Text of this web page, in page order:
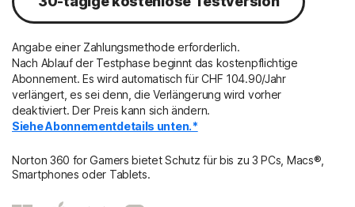
Angabe einer Zahlungsmethode erforderlich.
Nach Ablauf der Testphase beginnt das kostenpflichtige
Abonnement. Es wird automatisch fürCHF 104.90/Jahr
verlängert, es sei denn, die Verlängerung wird vorher
deaktiviert. Der Preis kann sich ändern.
Siehe Abonnementdetails unten.*
Norton 360 for Gamers bietet Schutz für bis zu 3 PCs, Macs®,
Smartphones oder Tablets.